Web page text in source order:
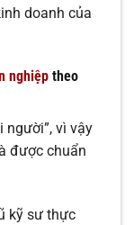
doanh của
nghiệp theo
người”, vì vậy
được chuẩn
kỹ sư thực